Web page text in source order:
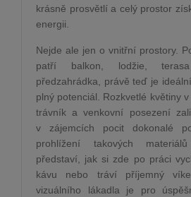
krásně prosvětlí a celý prostor
energii.
Nejde ale jen o vnitřní prostory.
patří balkon, lodžie,
předzahrádka, právě teď je
plný potenciál. Rozkvetlé květiny
trávník a venkovní posezení
v zájemcích pocit dokonalé
prohlížení takových
představí, jak si zde po práci
kávu nebo tráví příjemný
vizuálního lákadla je pro